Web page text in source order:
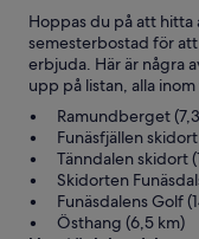
Hoppas du på att hitta
semesterbostad för
erbjuda. Här är några
upp på listan, alla
Ramundberget
Funäsfjällen skidort
Tänndalen skidort
Skidorten
Funäsdalens Golf
Östhang (6,5 km)